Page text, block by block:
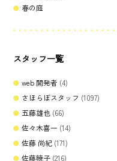
春の庭
スタッフ一覧
web 開発者 (4)
さほらぼスタッフ (1097)
五藤雄也 (66)
佐々木喜一 (14)
佐藤 尚紀 (171)
佐藤暁子 (216)